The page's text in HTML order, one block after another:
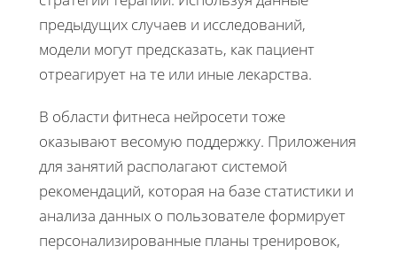
предыдущих случаев и исследований,
модели могут предсказать, как пациент
отреагирует на те или иные лекарства.
В области фитнеса нейросети тоже
оказывают весомую поддержку. Приложения
для занятий располагают системой
рекомендаций, которая на базе статистики и
анализа данных о пользователе формирует
персонализированные планы тренировок,